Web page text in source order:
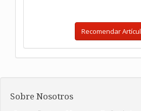
Recomendar
Sobre Nosotros